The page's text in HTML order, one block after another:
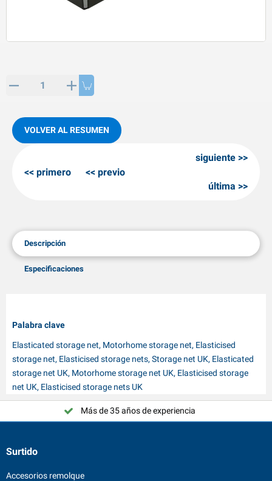
AL-KO
para invierno
invernales
VOLVER AL RESUMEN
primero previo
siguiente
última
Descripción
Especificaciones
Palabra clave
Elasticated storage net, Motorhome storage net, Elasticised
storage net, Elasticised storage nets, Storage net UK, Elasticated
storage net UK, Motorhome storage net UK, Elasticised storage
net UK, Elasticised storage nets UK
Más de 35 años de experiencia
Surtido
Accesorios remolque